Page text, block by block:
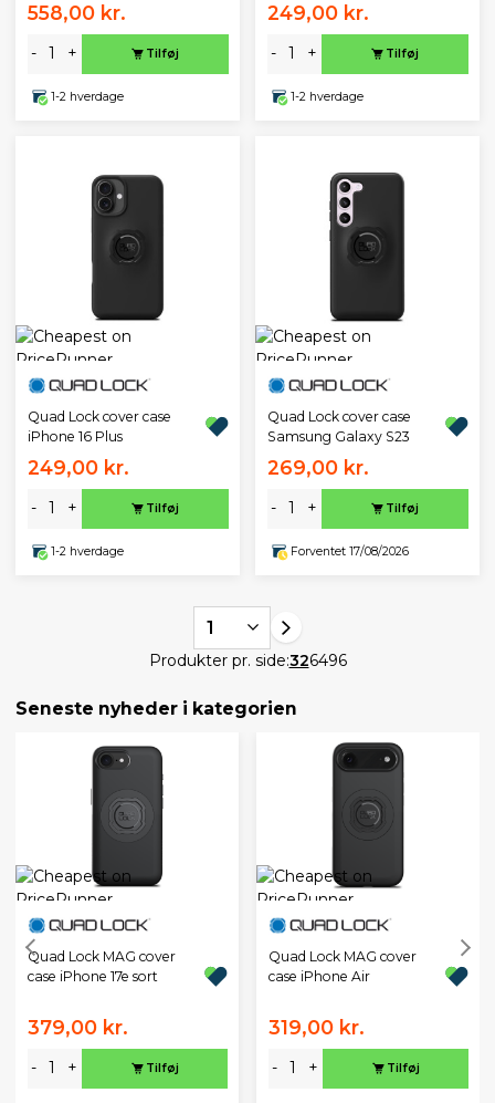
558,00 kr.
- + Tilføj
1-2 hverdage
249,00 kr.
- + Tilføj
1-2 hverdage
Quad Lock cover case
iPhone 16 Plus
249,00 kr.
- + Tilføj
1-2 hverdage
Quad Lock cover case
Samsung Galaxy S23
269,00 kr.
- + Tilføj
Forventet 17/08/2026
1
Produkter pr. side:326496
Seneste nyheder i kategorien
Quad Lock MAG cover
case iPhone 17e sort
379,00 kr.
- + Tilføj
Quad Lock MAG cover
case iPhone Air
319,00 kr.
- + Tilføj